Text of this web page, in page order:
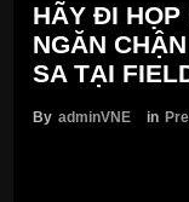
HÃY ĐI HỌP
NGĂN
SA TẠI
By adminVNE in